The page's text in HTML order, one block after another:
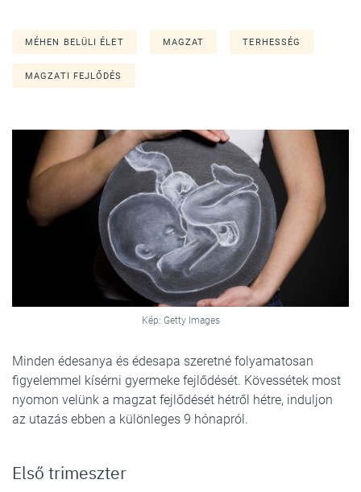
MÉHEN BELÜLI ÉLET MAGZAT TERHESSÉG
MAGZATI FEJLŐDÉS
Kép: Getty Images
Minden édesanya és édesapa szeretné folyamatosan
figyelemmel kísérni gyermeke fejlődését. Kövessétek most
nyomon velünk a magzat fejlődését hétről hétre, induljon
az utazás ebben a különleges 9 hónapról.
Első trimeszter